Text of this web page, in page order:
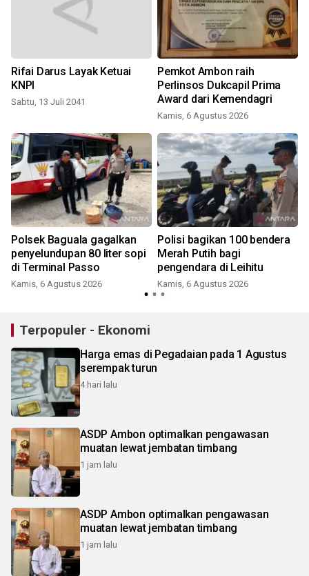
Rifai Darus Layak Ketuai
KNPI
Sabtu, 13 Juli 2041
Pemkot Ambon raih
Perlinsos Dukcapil Prima
Award dari Kemendagri
Kamis, 6 Agustus 2026
Polsek Baguala gagalkan
penyelundupan 80 liter sopi
di Terminal Passo
Kamis, 6 Agustus 2026
Polisi bagikan 100 bendera
Merah Putih bagi
pengendara di Leihitu
Kamis, 6 Agustus 2026
Terpopuler - Ekonomi
Harga emas di Pegadaian pada 1 Agustus
serempak turun
4 hari lalu
ASDP Ambon optimalkan pengawasan
muatan lewat jembatan timbang
1 jam lalu
ASDP Ambon optimalkan pengawasan
muatan lewat jembatan timbang
1 jam lalu